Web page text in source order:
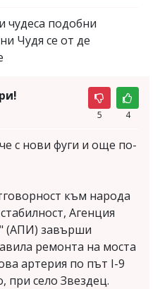
чудеса подобни
Чудя се от де
5 4
с нови фуги и още по-
към народа
Агенция
(АПИ) завърши
ремонта на моста
артерия по път I-9
при село Звездец.